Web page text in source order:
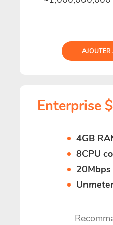
AJOUTER
Enterprise
4GB
8CPU